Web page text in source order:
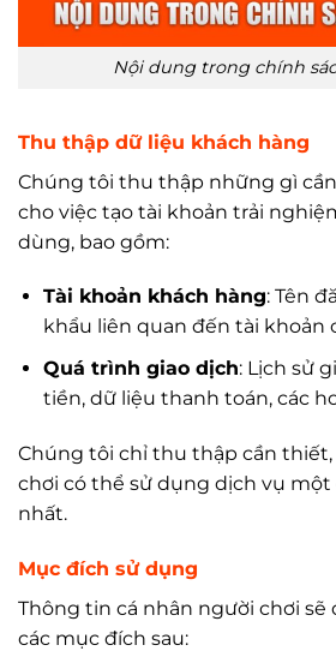
Nội dung trong chính
Thu thập dữ liệu khách hàng
Chúng tôi thu thập những gì
cho việc tạo tài khoản trải
dùng, bao gồm:
Tài khoản khách hàng: Tên
khẩu liên quan đến tài khoản
Quá trình giao dịch: Lịch sử
tiền, dữ liệu thanh toán, các
Chúng tôi chỉ thu thập cần
chơi có thể sử dụng dịch vụ một
nhất.
Mục đích sử dụng
Thông tin cá nhân người chơi sẽ
các mục đích sau: